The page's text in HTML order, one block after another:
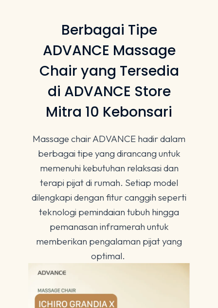
Berbagai Tipe
ADVANCE Massage
Chair yang Tersedia
di ADVANCE Store
Mitra 10 Kebonsari
Massage chair ADVANCE hadir dalam
berbagai tipe yang dirancang untuk
memenuhi kebutuhan relaksasi dan
terapi pijat di rumah. Setiap model
dilengkapi dengan fitur canggih seperti
teknologi pemindaian tubuh hingga
pemanasan inframerah untuk
memberikan pengalaman pijat yang
optimal.